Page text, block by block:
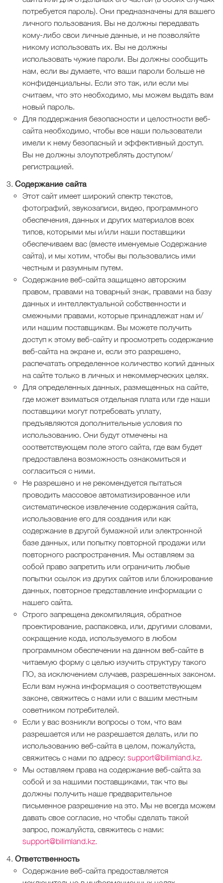
потребуется пароль). Они предназначены для вашего
личного пользования. Вы не должны передавать
кому-либо свои личные данные, и не позволяйте
никому использовать их. Вы не должны
использовать чужие пароли. Вы должны сообщить
нам, если вы думаете, что ваши пароли больше не
конфиденциальны. Если это так, или если мы
считаем, что это необходимо, мы можем выдать вам
новый пароль.
Для поддержания безопасности и целостности веб-
сайта необходимо, чтобы все наши пользователи
имели к нему безопасный и эффективный доступ.
Вы не должны злоупотреблять доступом/
регистрацией.
Содержание сайта
Этот сайт имеет широкий спектр текстов,
фотографий, звукозаписи, видео, программного
обеспечения, данных и других материалов всех
типов, которыми мы и/или наши поставщики
обеспечиваем вас (вместе именуемые Содержание
сайта), и мы хотим, чтобы вы пользовались ими
честным и разумным путем.
Содержание веб-сайта защищено авторским
правом, правами на товарный знак, правами на базу
данных и интеллектуальной собственности и
смежными правами, которые принадлежат нам и/
или нашим поставщикам. Вы можете получить
доступ к этому веб-сайту и просмотреть содержание
веб-сайта на экране и, если это разрешено,
распечатать определенное количество копий данных
на сайте только в личных и некоммерческих целях.
Для определенных данных, размещенных на сайте,
где может взиматься отдельная плата или где наши
поставщики могут потребовать уплату,
предъявляются дополнительные условия по
использованию. Они будут отмечены на
соответствующем поле этого сайта, где вам будет
предоставлена ​​возможность ознакомиться и
согласиться с ними.
Не разрешено и не рекомендуется пытаться
проводить массовое автоматизированное или
систематическое извлечение содержания сайта,
использование его для создания или как
содержание в другой бумажной или электронной
базе данных, или попытку повторной продажи или
повторного распространения. Мы оставляем за
собой право запретить или ограничить любые
попытки ссылок из других сайтов или блокирование
данных, повторное представление информации с
нашего сайта.
Строго запрещена декомпиляция, обратное
проектирование, распаковка, или, другими словами,
сокращение кода, используемого в любом
программном обеспечении на данном веб-сайте в
читаемую форму с целью изучить структуру такого
ПО, за исключением случаев, разрешенных законом.
Если вам нужна информация о соответствующем
законе, свяжитесь с нами или с вашим местным
советником потребителей.
Если у вас возникли вопросы о том, что вам
разрешается или не разрешается делать, или по
использованию веб-сайта в целом, пожалуйста,
свяжитесь с нами по адресу: support@bilimland.kz.
Мы оставляем права на содержание веб-сайта за
собой и за нашими поставщиками, так что вы
должны получить наше предварительное
письменное разрешение на это. Мы не всегда можем
давать свое согласие, но чтобы сделать такой
запрос, пожалуйста, свяжитесь с нами:
support@bilimland.kz.
Ответственность
Содержание веб-сайта предоставляется